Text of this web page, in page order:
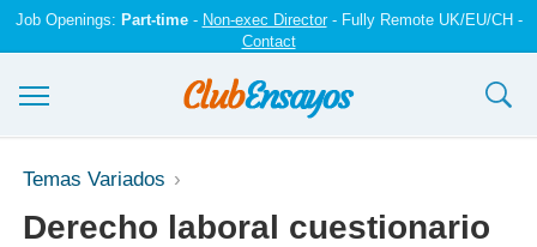
Job Openings: Part-time- Non-exec Director- Fully Remote UK/EU/CH -
Contact
Ensayos y trabajos
Registrarse
Temas Variados
Derecho laboral cuestionario